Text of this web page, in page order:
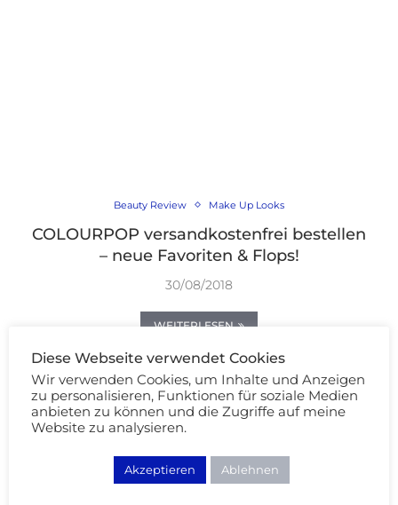
Beauty Review Make Up Looks
COLOURPOP versandkostenfrei bestellen
– neue Favoriten & Flops!
30/08/2018
WEITERLESEN
Diese Webseite verwendet Cookies
Wir verwenden Cookies, um Inhalte und Anzeigen
zu personalisieren, Funktionen für soziale Medien
anbieten zu können und die Zugriffe auf meine
Website zu analysieren.
Akzeptieren Ablehnen